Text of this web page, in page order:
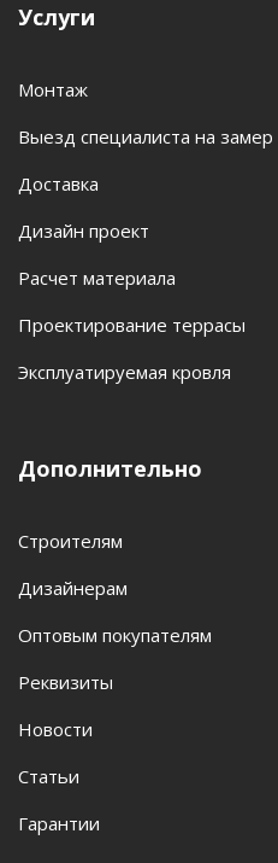
Услуги
Монтаж
Выезд специалиста на замер
Доставка
Дизайн проект
Расчет материала
Проектирование террасы
Эксплуатируемая кровля
Дополнительно
Строителям
Дизайнерам
Оптовым покупателям
Реквизиты
Новости
Статьи
Гарантии